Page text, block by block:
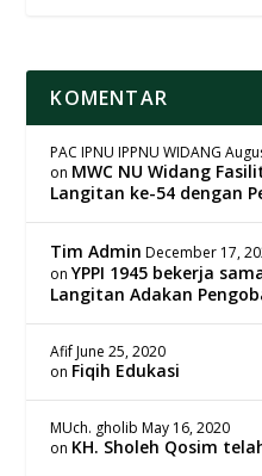
KOMENTAR
PAC IPNU IPPNU WIDANG
on MWC NU Widang
Langitan ke-54 dengan
Tim Admin December 17,
onYPPI 1945 bekerja
Langitan Adakan
Afif June 25, 2020
on Fiqih Edukasi
MUch. gholib May 16, 2020
on KH. Sholeh Qosim